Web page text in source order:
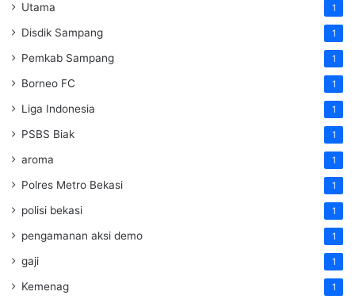
Utama 1
Disdik Sampang 1
Pemkab Sampang 1
Borneo FC 1
Liga Indonesia 1
PSBS Biak 1
aroma 1
Polres Metro Bekasi 1
polisi bekasi 1
pengamanan aksi demo 1
gaji 1
Kemenag 1